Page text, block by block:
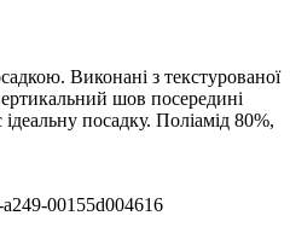
Виконані з текстурованої
шов посередині
посадку. Поліамід 80%,
00155d004616